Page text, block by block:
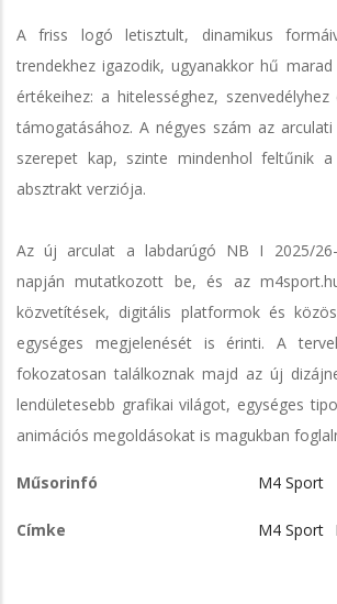
A friss logó letisztult, dinamikus
trendekhez igazodik, ugyanakkor hű
értékeihez: a hitelességhez,
támogatásához. A négyes szám az
szerepet kap, szinte mindenhol feltűnik
absztrakt verziója.
Az új arculat a labdarúgó NB I 2025/
napján mutatkozott be, és az
közvetítések, digitális platformok és
egységes megjelenését is érinti. A
fokozatosan találkoznak majd az új
lendületesebb grafikai világot, egységes
animációs megoldásokat is magukban
Műsorinfó M4 Sport
Címke M4 Sport